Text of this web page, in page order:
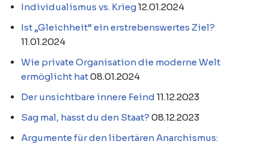
Individualismus vs. Krieg12.01.2024
Ist „Gleichheit“ ein erstrebenswertes Ziel?
11.01.2024
Wie private Organisation die moderne Welt
ermöglicht hat08.01.2024
Der unsichtbare innere Feind 11.12.2023
Sag mal, hasst du den Staat? 08.12.2023
Argumente für den libertären Anarchismus: